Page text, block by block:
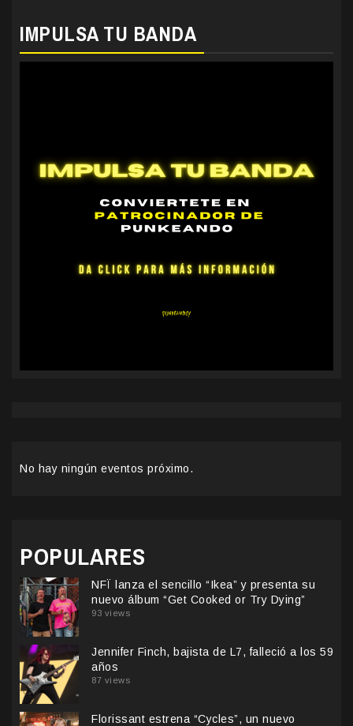
IMPULSA TU BANDA
No hay ningún eventos próximo.
POPULARES
NFÏ lanza el sencillo “Ikea” y presenta su
nuevo álbum “Get Cooked or Try Dying”
93 views
Jennifer Finch, bajista de L7, falleció a los 59
años
87 views
Florissant estrena “Cycles”, un nuevo